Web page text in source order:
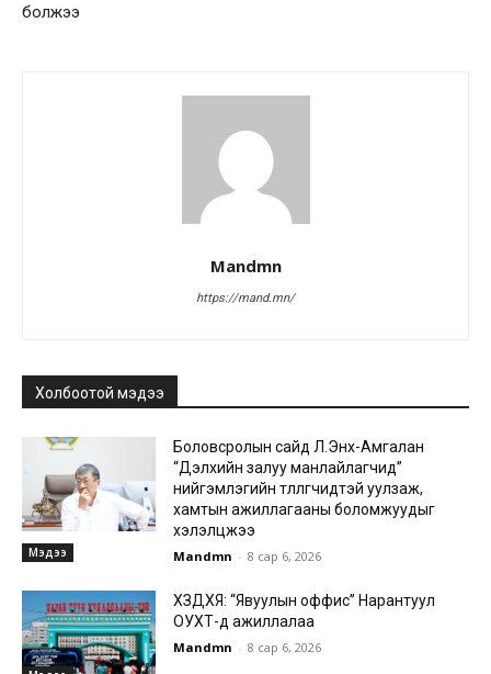
болжээ
Mandmn
https://mand.mn/
Холбоотой мэдээ
Мэдээ
Боловсролын сайд Л.Энх-Амгалан
“Дэлхийн залуу манлайлагчид”
нийгэмлэгийн төлөөлөгчидтэй уулзаж,
хамтын ажиллагааны боломжуудыг
хэлэлцжээ
Mandmn - 8 сар 6, 2026
ХЗДХЯ: “Явуулын оффис” Нарантуул
ОУХТ-д ажиллалаа
Mandmn - 8 сар 6, 2026